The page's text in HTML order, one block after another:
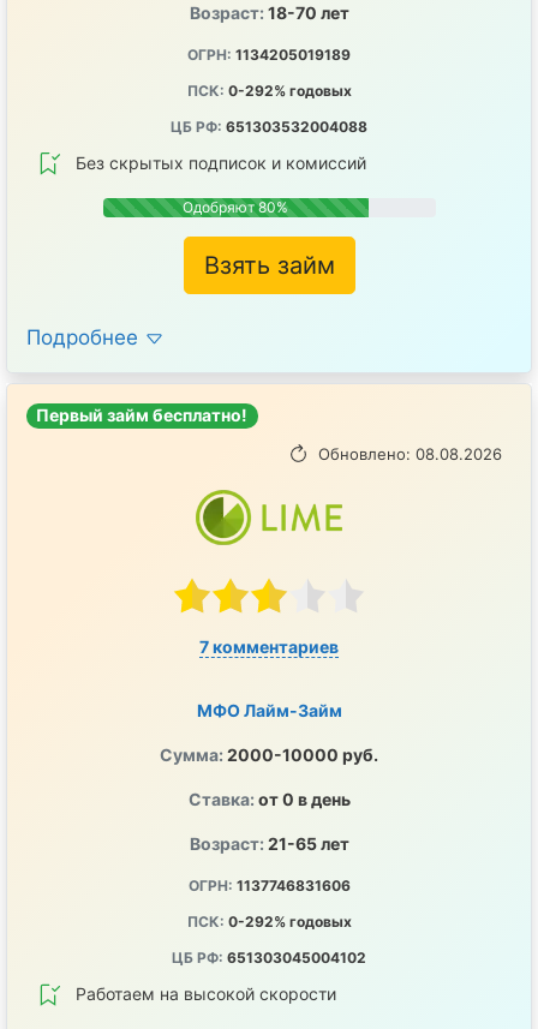
Возраст: 18-70 лет
ОГРН: 1134205019189
ПСК: 0-292% годовых
ЦБ РФ: 651303532004088
Без скрытых подписок и комиссий
Одобряют 80%
Взять займ
Подробнее
Первый займ бесплатно!
Обновлено: 08.08.2026
7 комментариев
МФО Лайм-Займ
Сумма: 2000-10000 руб.
Ставка: от 0 в день
Возраст: 21-65 лет
ОГРН: 1137746831606
ПСК: 0-292% годовых
ЦБ РФ: 651303045004102
Работаем на высокой скорости